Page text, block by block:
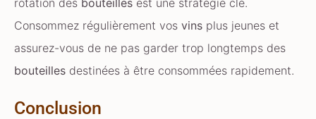
rotation des bouteilles est une stratégie clé.
Consommez régulièrement vos vins plus jeunes et
assurez-vous de ne pas garder trop longtemps des
bouteilles destinées à être consommées rapidement.
Conclusion